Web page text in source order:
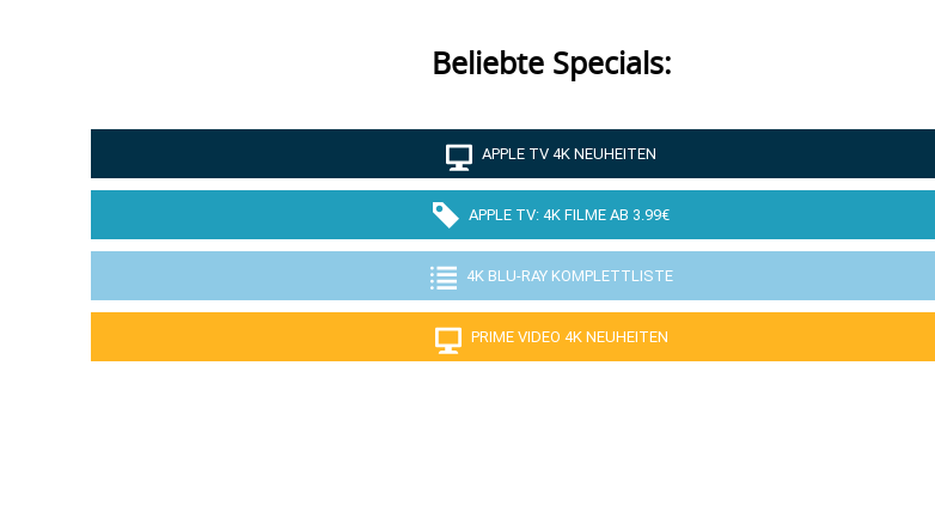
Beliebte Specials:
APPLE TV 4K NEUHEITEN
APPLE TV: 4K FILME AB 3.99€
4K BLU-RAY KOMPLETTLISTE
PRIME VIDEO 4K NEUHEITEN